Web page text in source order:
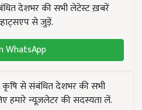
देशभर की सभी लेटेस्ट ख़बरें
से जुड़ें.
WhatsApp
कृषि से संबंधित देशभर की सभी
न्यूज़लेटर की सदस्यता लें.